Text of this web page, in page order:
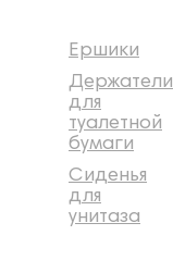
Ершики
Держатели
для
туалетной
бумаги
Сиденья
для
унитаза